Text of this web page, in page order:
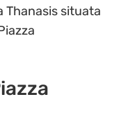
Thanasis situata